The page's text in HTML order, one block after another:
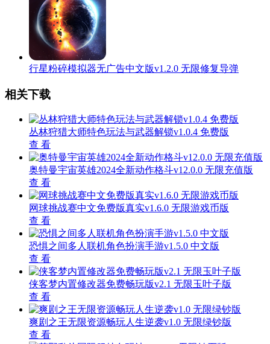
行星粉碎模拟器无广告中文版v1.2.0 无限修复导弹
相关下载
丛林狩猎大师特色玩法与武器解锁v1.0.4 免费版
查 看
奥特曼宇宙英雄2024全新动作格斗v12.0.0 无限充值版
查 看
网球挑战赛中文免费版真实v1.6.0 无限游戏币版
查 看
恐惧之间多人联机角色扮演手游v1.5.0 中文版
查 看
侠客梦内置修改器免费畅玩版v2.1 无限玉叶子版
查 看
爽剧之王无限资源畅玩人生逆袭v1.0 无限绿钞版
查 看